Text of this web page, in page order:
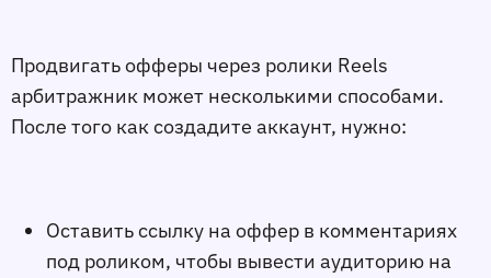
Продвигать офферы через ролики Reels
арбитражник может несколькими способами.
После того как создадите аккаунт, нужно:
Оставить ссылку на оффер в комментариях
под роликом, чтобы вывести аудиторию на